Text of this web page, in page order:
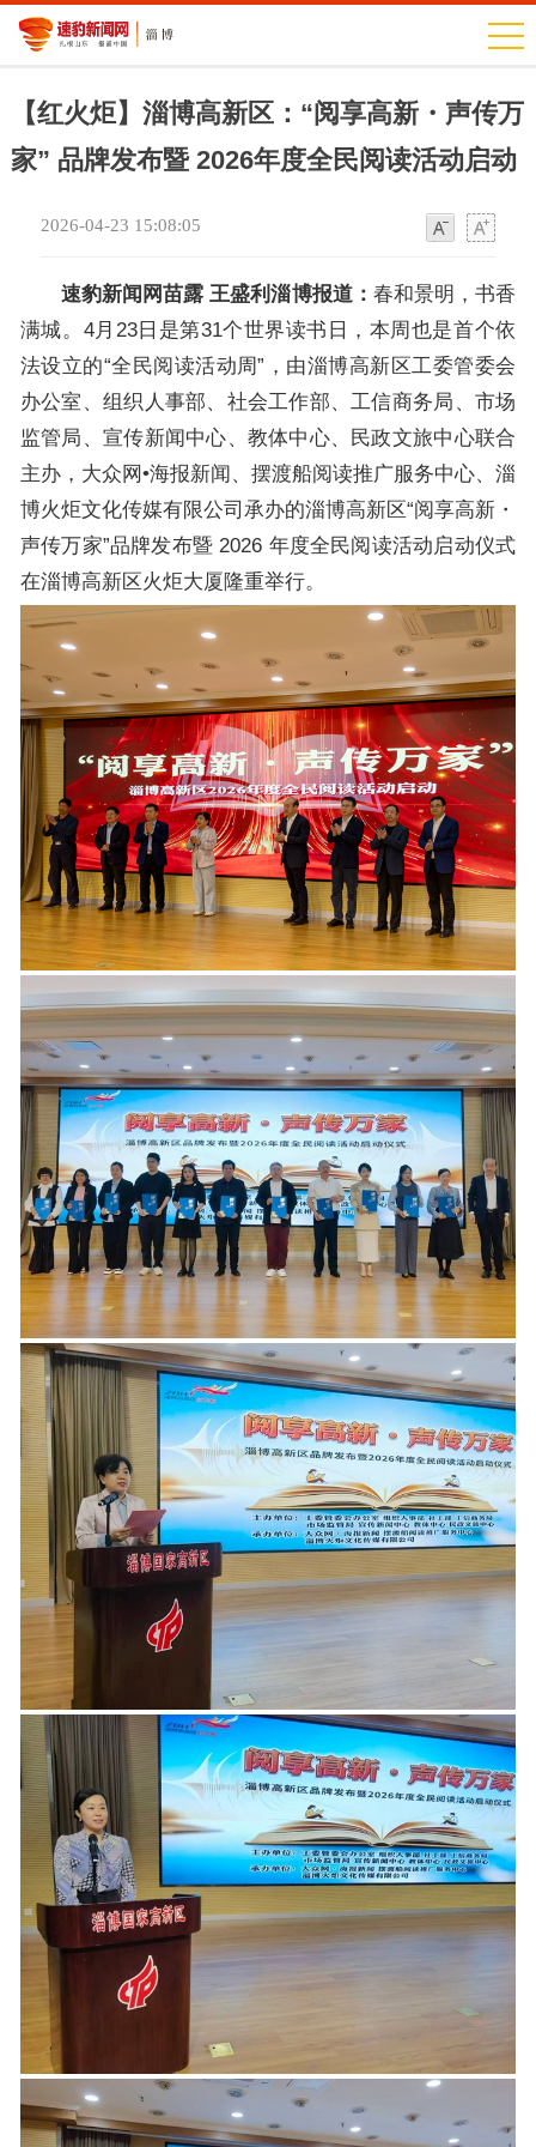
【红火炬】淄博高新区：“阅享高新・声传万
家” 品牌发布暨 2026年度全民阅读活动启动
2026-04-23 15:08:05
速豹新闻网苗露 王盛利淄博报道： 春和景明，书香
满城。4月23日是第31个世界读书日，本周也是首个依
法设立的“全民阅读活动周”，由淄博高新区工委管委会
办公室、组织人事部、社会工作部、工信商务局、市场
监管局、宣传新闻中心、教体中心、民政文旅中心联合
主办，大众网•海报新闻、摆渡船阅读推广服务中心、淄
博火炬文化传媒有限公司承办的淄博高新区“阅享高新・
声传万家”品牌发布暨 2026 年度全民阅读活动启动仪式
在淄博高新区火炬大厦隆重举行。